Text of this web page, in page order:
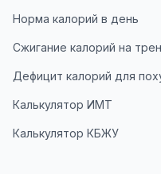
Норма калорий в день
Сжигание калорий на
Дефицит калорий для
Калькулятор ИМТ
Калькулятор КБЖУ